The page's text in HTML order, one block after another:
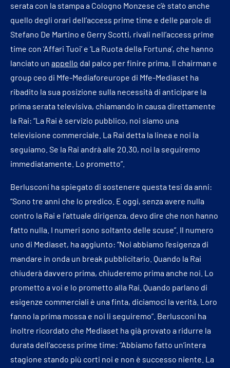
serata con la stampa a Cologno Monzese c’è stato anche
quello degli orari dell’access prime time e delle parole di
Stefano De Martino e Gerry Scotti, rivali nell’access prime
time con ‘Affari Tuoi’ e ‘La Ruota della Fortuna’, che hanno
lanciato un appello dal palco per finire prima. Il chairman e
group ceo di Mfe-Mediaforeurope di Mfe-Mediaset ha
ribadito la sua posizione sulla necessità di anticipare la
prima serata televisiva, chiamando in causa direttamente
la Rai: “La Rai è servizio pubblico, noi siamo una
televisione commerciale. La Rai detta la linea e noi la
seguiamo. Se la Rai andrà alle 20.30, noi la seguiremo
immediatamente. Lo prometto”.
Berlusconi ha spiegato di sostenere questa tesi da anni:
“Sono tre anni che lo predico. E oggi, senza avere nulla
contro la Rai e l’attuale dirigenza, devo dire che non hanno
fatto nulla. I numeri sono soltanto delle scuse”. Il numero
uno di Mediaset, ha aggiunto: “Noi abbiamo l’esigenza di
mandare in onda un break pubblicitario. Quando la Rai
chiuderà davvero prima, chiuderemo prima anche noi. Lo
prometto a voi e lo prometto alla Rai. Quando parlano di
esigenze commerciali è una finta, diciamoci la verità. Loro
fanno la prima mossa e noi li seguiremo”. Berlusconi ha
inoltre ricordato che Mediaset ha già provato a ridurre la
durata dell’access prime time: “Abbiamo fatto un’intera
stagione stando più corti noi e non è successo niente. La